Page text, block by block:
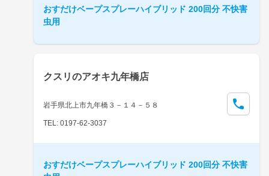
おすだけベープスプレーハイブリッド 200回分 不快害
虫用
クスリのアオキ九年橋店
岩手県北上市九年橋３－１４－５８
TEL: 0197-62-3037
おすだけベープスプレーハイブリッド 200回分 不快害